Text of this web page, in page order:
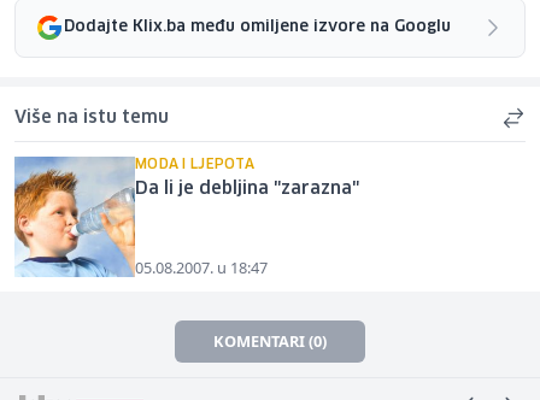
Dodajte Klix.ba među omiljene izvore na Googlu
Više na istu temu
MODA I LJEPOTA
Da li je debljina "zarazna"
05.08.2007. u 18:47
KOMENTARI (0)